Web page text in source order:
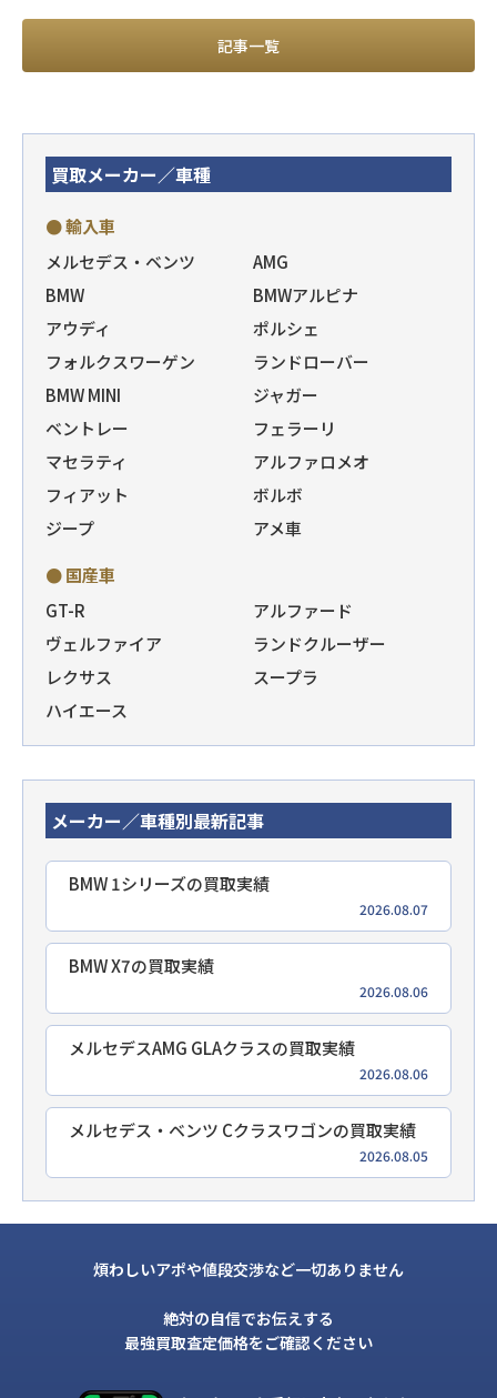
記事一覧
買取メーカー／車種
● 輸入車
メルセデス・ベンツ
AMG
BMW
BMWアルピナ
アウディ
ポルシェ
フォルクスワーゲン
ランドローバー
BMW MINI
ジャガー
ベントレー
フェラーリ
マセラティ
アルファロメオ
フィアット
ボルボ
ジープ
アメ車
● 国産車
GT-R
アルファード
ヴェルファイア
ランドクルーザー
レクサス
スープラ
ハイエース
メーカー／車種別最新記事
BMW 1シリーズの買取実績
2026.08.07
BMW X7の買取実績
2026.08.06
メルセデスAMG GLAクラスの買取実績
2026.08.06
メルセデス・ベンツ Cクラスワゴンの買取実績
2026.08.05
煩わしいアポや値段交渉など一切ありません
絶対の自信でお伝えする
最強買取査定価格をご確認ください